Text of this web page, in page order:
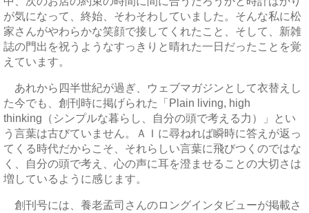
が気になって、終始、そわそわしていました。そんな私に松
家さんがやわらかな笑顔で接してくれたこと、そして、新雑
誌の門出を祝うようなすっきりと晴れた一日だったことを覚
えています。
あれから四半世紀が過ぎ、ウェブマガジンとして衣替えし
た今でも、創刊時に掲げられた「Plain living, high
thinking（シンプルな暮らし、自分の頭で考える力）」とい
う言葉は古びていません。ＡＩに尋ねれば瞬時に答えが返っ
てくる時代だからこそ、それらしい言葉に飛びつくのではな
く、自分の頭で考え、心の声に耳を澄ませることの大切さは
増しているように感じます。
創刊号には、養老孟司さんのロングインタビューが掲載さ